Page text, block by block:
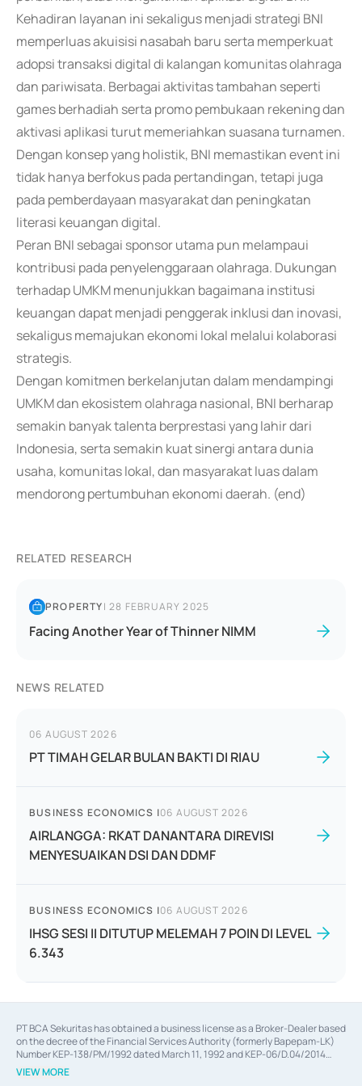
Kehadiran layanan ini sekaligus menjadi strategi BNI
memperluas akuisisi nasabah baru serta memperkuat
adopsi transaksi digital di kalangan komunitas olahraga
dan pariwisata. Berbagai aktivitas tambahan seperti
games berhadiah serta promo pembukaan rekening dan
aktivasi aplikasi turut memeriahkan suasana turnamen.
Dengan konsep yang holistik, BNI memastikan event ini
tidak hanya berfokus pada pertandingan, tetapi juga
pada pemberdayaan masyarakat dan peningkatan
literasi keuangan digital.
Peran BNI sebagai sponsor utama pun melampaui
kontribusi pada penyelenggaraan olahraga. Dukungan
terhadap UMKM menunjukkan bagaimana institusi
keuangan dapat menjadi penggerak inklusi dan inovasi,
sekaligus memajukan ekonomi lokal melalui kolaborasi
strategis.
Dengan komitmen berkelanjutan dalam mendampingi
UMKM dan ekosistem olahraga nasional, BNI berharap
semakin banyak talenta berprestasi yang lahir dari
Indonesia, serta semakin kuat sinergi antara dunia
usaha, komunitas lokal, dan masyarakat luas dalam
mendorong pertumbuhan ekonomi daerah. (end)
RELATED RESEARCH
PROPERTY|28 FEBRUARY 2025
Facing Another Year of Thinner NIMM
NEWS RELATED
06 AUGUST 2026
PT TIMAH GELAR BULAN BAKTI DI RIAU
BUSINESS ECONOMICS |06 AUGUST 2026
AIRLANGGA: RKAT DANANTARA DIREVISI
MENYESUAIKAN DSI DAN DDMF
BUSINESS ECONOMICS |06 AUGUST 2026
IHSG SESI II DITUTUP MELEMAH 7 POIN DI LEVEL
6.343
PT BCA Sekuritas has obtained a business license as a Broker-Dealer based
on the decree of the Financial Services Authority (formerly Bapepam-LK)
Number KEP-138/PM/1992 dated March 11, 1992 and KEP-06/D.04/2014
dated February 28, 2014, a business license as an Underwriter based on the
decree of the Financial Services Authority Number KEP-12/PM/PEE/1997
VIEW MORE